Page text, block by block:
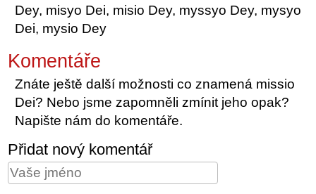
Dey, misyo Dei, misio Dey, myssyo Dey, mysyo
Dei, mysio Dey
Komentáře
Znáte ještě další možnosti co znamená missio
Dei? Nebo jsme zapomněli zmínit jeho opak?
Napište nám do komentáře.
Přidat nový komentář